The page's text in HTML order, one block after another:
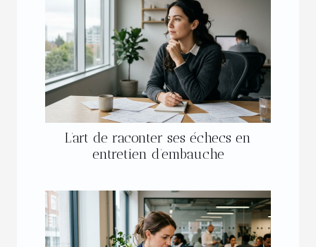
L’art de raconter ses échecs en
entretien d’embauche